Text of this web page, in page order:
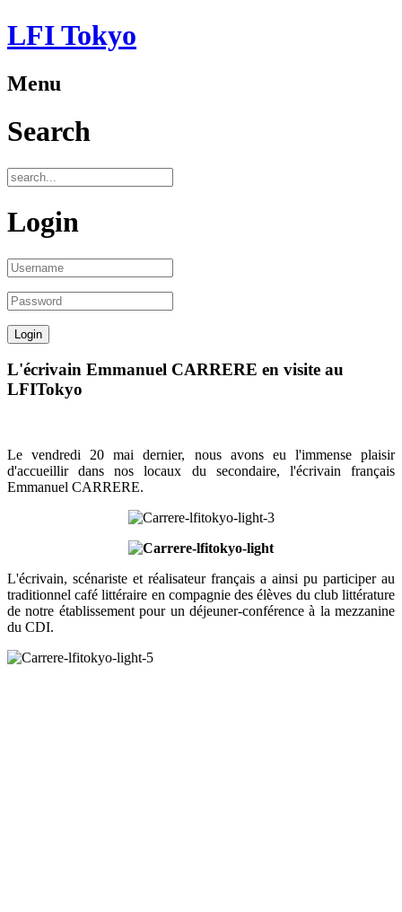
LFI Tokyo
Menu
Search
Login
L'écrivain Emmanuel CARRERE en visite au
LFITokyo
Le vendredi 20 mai dernier, nous avons eu l'immense plaisir
d'accueillir dans nos locaux du secondaire, l'écrivain français
Emmanuel CARRERE.
L'écrivain, scénariste et réalisateur français a ainsi pu participer au
traditionnel café littéraire en compagnie des élèves du club littérature
de notre établissement pour un déjeuner-conférence à la mezzanine
du CDI.